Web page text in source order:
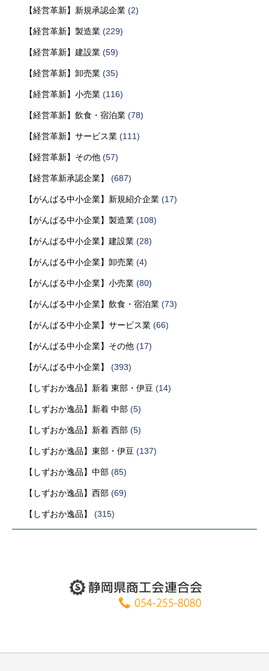
【経営革新】新規承認企業 (2)
【経営革新】製造業 (229)
【経営革新】建設業 (59)
【経営革新】卸売業 (35)
【経営革新】小売業 (116)
【経営革新】飲食・宿泊業 (78)
【経営革新】サービス業 (111)
【経営革新】その他 (57)
【経営革新承認企業】 (687)
【がんばる中小企業】新規紹介企業 (17)
【がんばる中小企業】製造業 (108)
【がんばる中小企業】建設業 (28)
【がんばる中小企業】卸売業 (4)
【がんばる中小企業】小売業 (80)
【がんばる中小企業】飲食・宿泊業 (73)
【がんばる中小企業】サービス業 (66)
【がんばる中小企業】その他 (17)
【がんばる中小企業】 (393)
【しずおか逸品】新着 東部・伊豆 (14)
【しずおか逸品】新着 中部 (5)
【しずおか逸品】新着 西部 (5)
【しずおか逸品】東部・伊豆 (137)
【しずおか逸品】中部 (85)
【しずおか逸品】西部 (69)
【しずおか逸品】 (315)